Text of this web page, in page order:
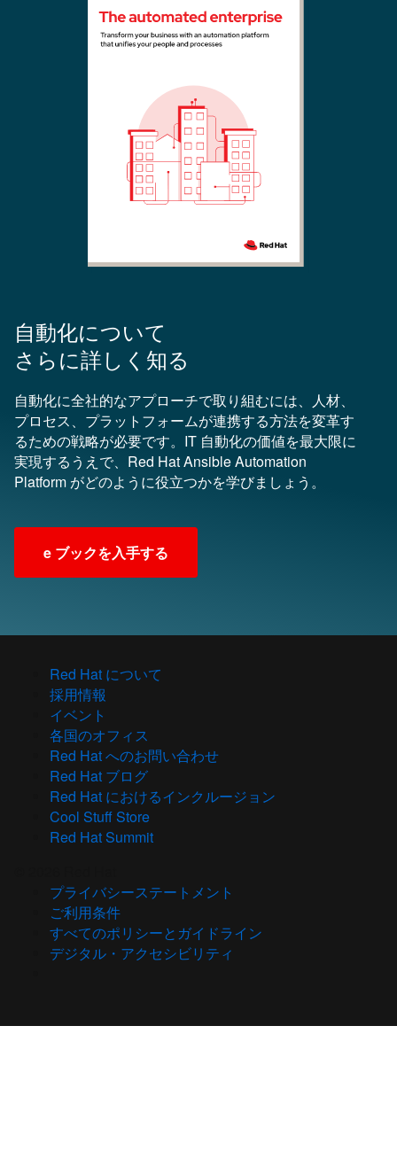
自動化について
さらに詳しく知る
自動化に全社的なアプローチで取り組むには、人材、
プロセス、プラットフォームが連携する方法を変革す
るための戦略が必要です。IT 自動化の価値を最大限に
実現するうえで、Red Hat Ansible Automation
Platform がどのように役立つかを学びましょう。
e ブックを入手する
Red Hat について
採用情報
イベント
各国のオフィス
Red Hat へのお問い合わせ
Red Hat ブログ
Red Hat におけるインクルージョン
Cool Stuff Store
Red Hat Summit
プライバシーステートメント
ご利用条件
すべてのポリシーとガイドライン
デジタル・アクセシビリティ